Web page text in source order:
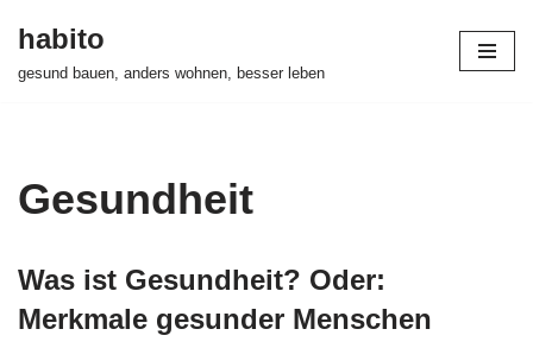
habito
gesund bauen, anders wohnen, besser leben
Gesundheit
Was ist Gesundheit? Oder:
Merkmale gesunder Menschen